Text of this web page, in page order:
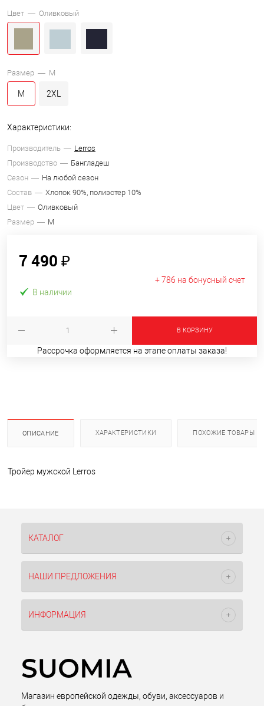
Цвет — Оливковый
Размер — M
M 2XL
Характеристики:
Производитель
Lerros
Производство
Бангладеш
Сезон
На любой сезон
Состав
Хлопок 90%, полиэстер 10%
Цвет
Оливковый
Размер
M
7 490 ₽
+ 786 на бонусный счет
В наличии
В КОРЗИНУ
Рассрочка оформляется на этапе оплаты заказа!
ОПИСАНИЕ ХАРАКТЕРИСТИКИ ПОХОЖИЕ ТОВАРЫ
Тройер мужской Lerros
КАТАЛОГ
НАШИ ПРЕДЛОЖЕНИЯ
ИНФОРМАЦИЯ
Магазин европейской одежды, обуви, аксессуаров и